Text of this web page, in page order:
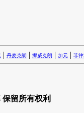
| 丹麦克朗 | 挪威克朗 | 加元 | 菲
保留所有权利